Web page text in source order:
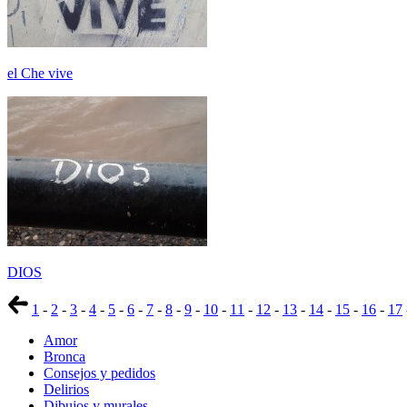
el Che vive
DIOS
1 - 2 - 3 - 4 - 5 - 6 - 7 - 8 - 9 - 10 - 11 - 12 - 13 - 14 - 15 - 16 - 17
Amor
Bronca
Consejos y pedidos
Delirios